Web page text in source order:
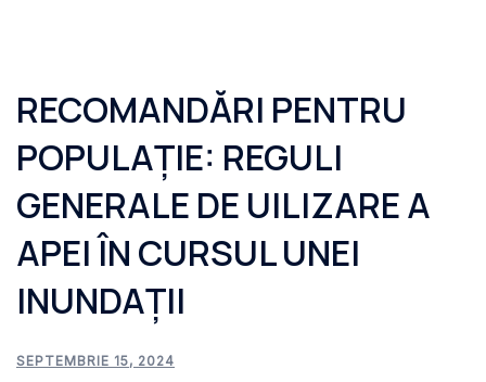
RECOMANDĂRI PENTRU
POPULAȚIE: REGULI
GENERALE DE UILIZARE A
APEI ÎN CURSUL UNEI
INUNDAȚII
SEPTEMBRIE 15, 2024